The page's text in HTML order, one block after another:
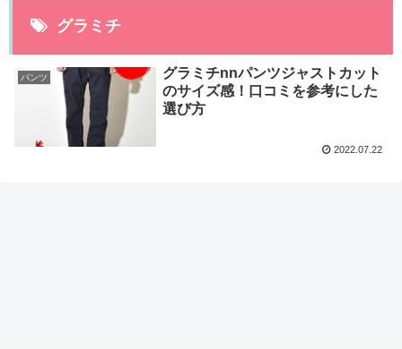
グラミチ
パンツ
グラミチnnパンツジャストカット
のサイズ感！口コミを参考にした
選び方
2022.07.22